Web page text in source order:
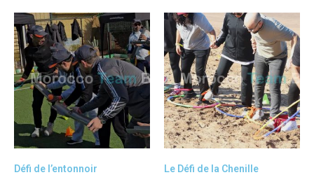
Défi de l’entonnoir Le Défi de la Chenille